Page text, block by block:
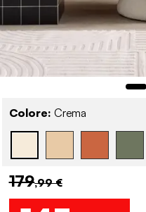
Colore: Crema
179,99 €